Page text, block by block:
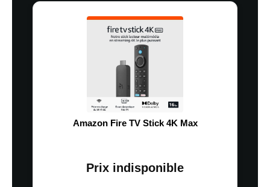
Amazon Fire TV Stick 4K Max
Prix indisponible